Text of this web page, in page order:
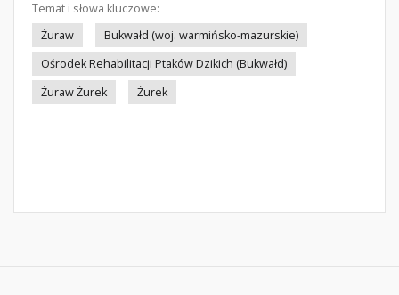
Temat i słowa kluczowe:
Żuraw
Bukwałd (woj. warmińsko-mazurskie)
Ośrodek Rehabilitacji Ptaków Dzikich (Bukwałd)
Żuraw Żurek
Żurek